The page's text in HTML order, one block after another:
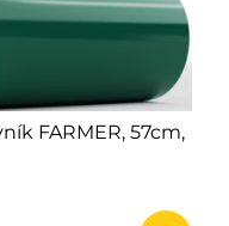
FARMER, 57cm,